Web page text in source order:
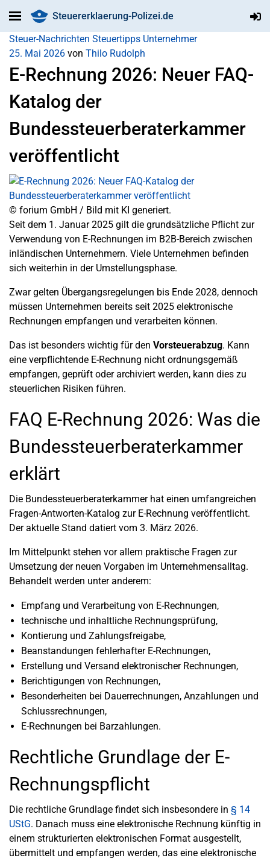
Steuererklaerung-Polizei.de
Steuer-Nachrichten Steuertipps Unternehmer
25. Mai 2026 von Thilo Rudolph
E-Rechnung 2026: Neuer FAQ-
Katalog der
Bundessteuerberaterkammer
veröffentlicht
© forium GmbH / Bild mit KI generiert.
Seit dem 1. Januar 2025 gilt die grundsätzliche Pflicht zur
Verwendung von E-Rechnungen im B2B-Bereich zwischen
inländischen Unternehmern. Viele Unternehmen befinden
sich weiterhin in der Umstellungsphase.
Zwar gelten Übergangsregelungen bis Ende 2028, dennoch
müssen Unternehmen bereits seit 2025 elektronische
Rechnungen empfangen und verarbeiten können.
Das ist besonders wichtig für den Vorsteuerabzug. Kann
eine verpflichtende E-Rechnung nicht ordnungsgemäß
empfangen, geprüft oder archiviert werden, kann dies zu
steuerlichen Risiken führen.
FAQ E-Rechnung 2026: Was die
Bundessteuerberaterkammer
erklärt
Die Bundessteuerberaterkammer hat einen umfangreichen
Fragen-Antworten-Katalog zur E-Rechnung veröffentlicht.
Der aktuelle Stand datiert vom 3. März 2026.
Im Mittelpunkt stehen vor allem praktische Fragen zur
Umsetzung der neuen Vorgaben im Unternehmensalltag.
Behandelt werden unter anderem:
Empfang und Verarbeitung von E-Rechnungen,
technische und inhaltliche Rechnungsprüfung,
Kontierung und Zahlungsfreigabe,
Beanstandungen fehlerhafter E-Rechnungen,
Erstellung und Versand elektronischer Rechnungen,
Berichtigungen von Rechnungen,
Besonderheiten bei Dauerrechnungen, Anzahlungen und
Schlussrechnungen,
E-Rechnungen bei Barzahlungen.
Rechtliche Grundlage der E-
Rechnungspflicht
Die rechtliche Grundlage findet sich insbesondere in § 14
UStG. Danach muss eine elektronische Rechnung künftig in
einem strukturierten elektronischen Format ausgestellt,
übermittelt und empfangen werden, das eine elektronische